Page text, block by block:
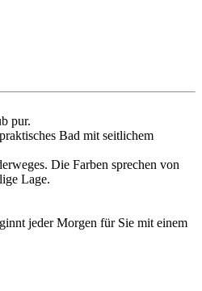
pur.
Bad mit seitlichem
Die Farben sprechen von
Lage.
jeder Morgen für Sie mit einem